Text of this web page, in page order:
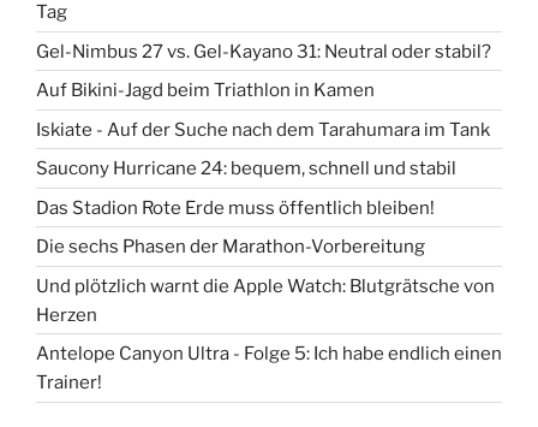
Tag
Gel-Nimbus 27 vs. Gel-Kayano 31: Neutral oder stabil?
Auf Bikini-Jagd beim Triathlon in Kamen
Iskiate - Auf der Suche nach dem Tarahumara im Tank
Saucony Hurricane 24: bequem, schnell und stabil
Das Stadion Rote Erde muss öffentlich bleiben!
Die sechs Phasen der Marathon-Vorbereitung
Und plötzlich warnt die Apple Watch: Blutgrätsche von
Herzen
Antelope Canyon Ultra - Folge 5: Ich habe endlich einen
Trainer!